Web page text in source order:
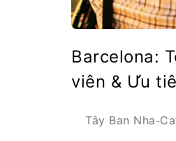
Barcelona:
viên & Ưu
Tây Ban Nha-